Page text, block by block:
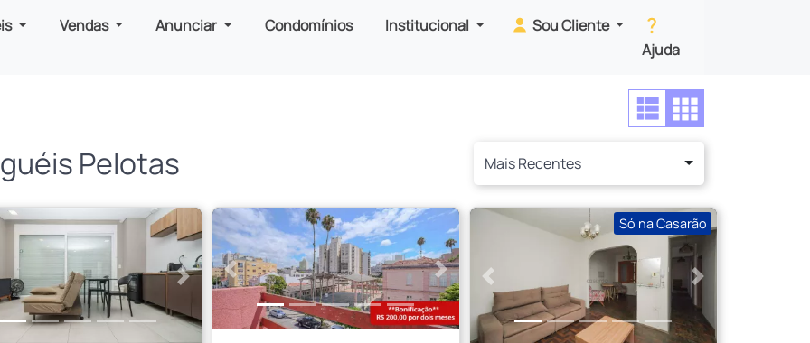
Vendas Anunciar Condomínios Institucional
Sou Cliente
Ajuda
Pelotas Mais Recentes
PróximoAnterior Próximo
Só na Casarão
Anterior Próximo